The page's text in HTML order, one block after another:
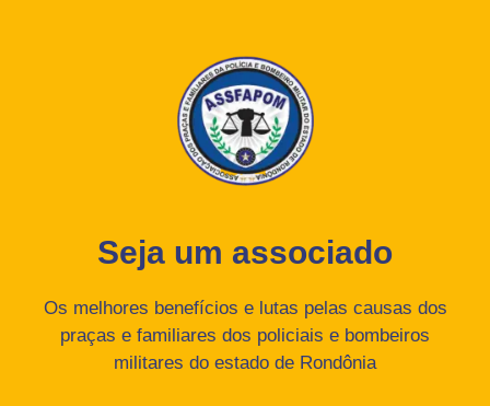
Seja um associado
Os melhores benefícios e lutas pelas causas dos
praças e familiares dos policiais e bombeiros
militares do estado de Rondônia